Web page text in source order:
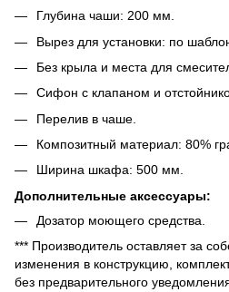
Глубина чаши: 200 мм.
Вырез для установки: по
Без крыла и места для
Сифон с клапаном и
Перелив в чаше.
Композитный материал: 80%
Ширина шкафа: 500 мм.
Дополнительные аксессуары:
Дозатор моющего средства.
*** Производитель оставляет за
изменения в конструкцию,
без предварительного